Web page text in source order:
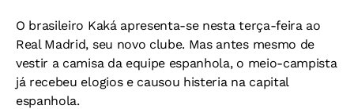
O brasileiro Kaká apresenta-se nesta terça-feira ao
Real Madrid, seu novo clube. Mas antes mesmo de
vestir a camisa da equipe espanhola, o meio-campista
já recebeu elogios e causou histeria na capital
espanhola.